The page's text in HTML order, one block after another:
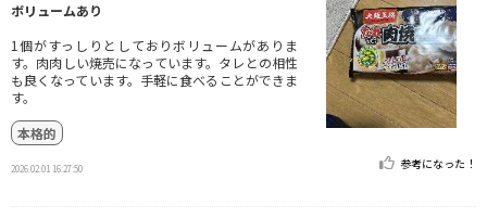
ボリュームあり
1個がすっしりとしておりボリュームがありま
す。肉肉しい焼売になっています。タレとの相性
も良くなっています。手軽に食べることができま
す。
本格的
2026.02.01 16:27:50 参考になった！